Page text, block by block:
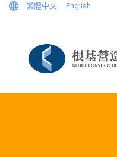
繁體中文 English